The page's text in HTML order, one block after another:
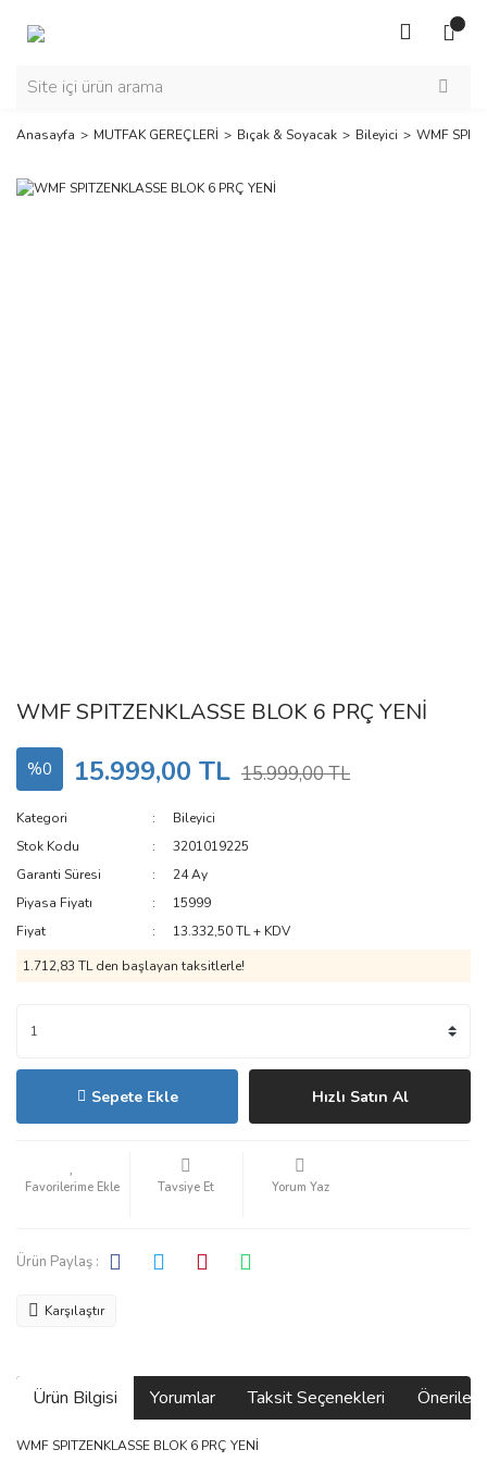
Anasayfa MUTFAK GEREÇLERİ Bıçak & Soyacak Bileyici WMF
WMF SPITZENKLASSE BLOK 6 PRÇ YENİ
%0 15.999,00 TL 15.999,00 TL
Kategori
Bileyici
Stok Kodu
3201019225
Garanti Süresi
24 Ay
Piyasa Fiyatı
15999
Fiyat
13.332,50 TL + KDV
1.712,83 TL den başlayan taksitlerle!
Sepete Ekle Hızlı Satın Al
Tavsiye Et Yorum Yaz
Ürün Paylaş :
Karşılaştır
Ürün Bilgisi Yorumlar Taksit Seçenekleri
WMF SPITZENKLASSE BLOK 6 PRÇ YENİ